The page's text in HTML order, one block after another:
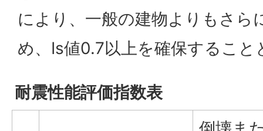
により、一般の建物よりもさら
め、Is値0.7以上を確保すること
耐震性能評価指数表